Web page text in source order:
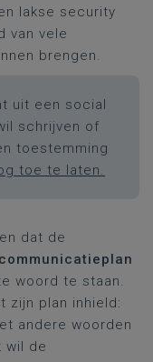
lakse security
van vele
brengen.
uit een social
schrijven of
toestemming
toe te laten.
dat de
woord te staan.
zijn plan inhield:
andere woorden
wil de